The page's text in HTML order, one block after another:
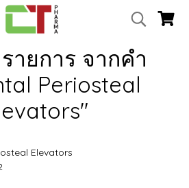
ายการ จากคำ
Periosteal
Elevators